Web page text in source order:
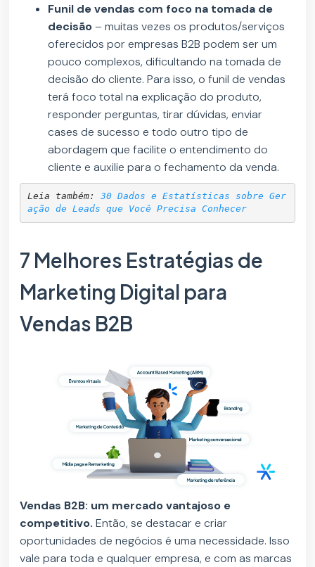
Funil de vendas com foco na tomada de
decisão– muitas vezes os produtos/serviços
oferecidos por empresas B2B podem ser um
pouco complexos, dificultando na tomada de
decisão do cliente. Para isso, o funil de vendas
terá foco total na explicação do produto,
responder perguntas, tirar dúvidas, enviar
cases de sucesso e todo outro tipo de
abordagem que facilite o entendimento do
cliente e auxilie para o fechamento da venda.
Leia também: 30 Dados e Estatísticas sobre Ger
ação de Leads que Você Precisa Conhecer
7 Melhores Estratégias de
Marketing Digital para
Vendas B2B
Vendas B2B: um mercado vantajoso e
competitivo. Então, se destacar e criar
oportunidades de negócios é uma necessidade. Isso
vale para toda e qualquer empresa, e com as marcas